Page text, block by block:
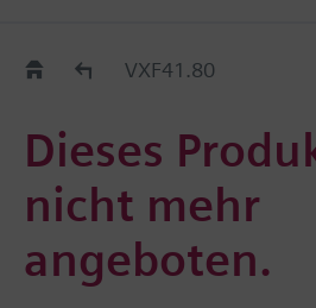
Old2NewVXF41.80
Dieses
nicht mehr
angeboten.